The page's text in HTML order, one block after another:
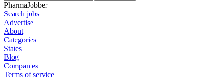
PharmaJobber
Search jobs
Advertise
About
Categories
States
Blog
Companies
Terms of service